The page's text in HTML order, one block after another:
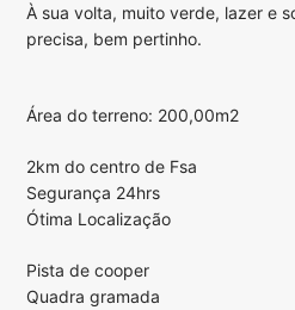
À sua volta, muito verde, lazer e
precisa, bem pertinho.
Área do terreno: 200,00m2
2km do centro de Fsa
Segurança 24hrs
Ótima Localização
Pista de cooper
Quadra gramada